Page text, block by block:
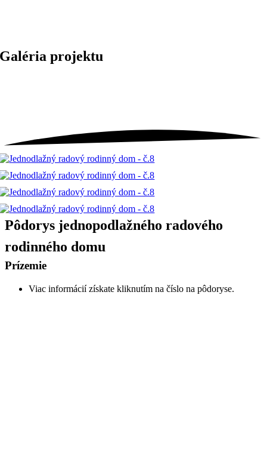
Galéria projektu
Pôdorys jednopodlažného radového
rodinného domu
Prízemie
Viac informácií získate kliknutím na číslo na pôdoryse.